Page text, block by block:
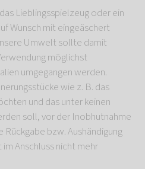
Lieblingsspielzeug oder ein
Wunsch mit eingeäschert
Umwelt sollte damit
möglichst
umgegangen werden.
wie z. B. das
und das unter keinen
soll, vor der Inobhutnahme
Rückgabe bzw. Aushändigung
Anschluss nicht mehr